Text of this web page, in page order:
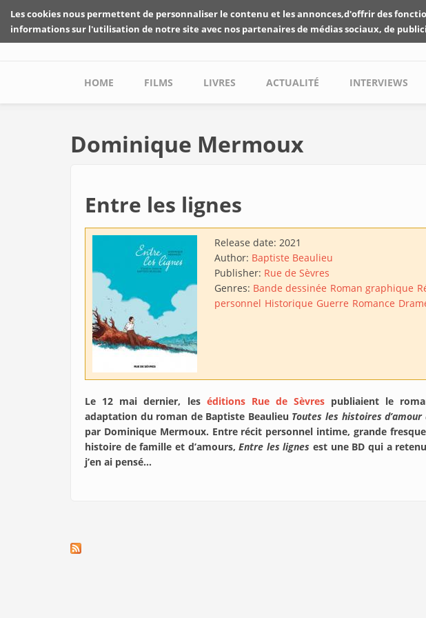
Skip to main content
Les
Main menu
HOME FILMS LIVRES ACTUALITÉ INTERVIEWS
Dominique Mermoux
Entre les lignes
Release date: 2021
Author: Baptiste Beaulieu
Publisher: Rue de Sèvres
Genres: Bande dessinée Roman graphique
personnel Historique Guerre Romance
Le 12 mai dernier, les éditions Rue de Sèvres publiaient le
adaptation du roman de Baptiste Beaulieu Toutes les histoires d’amour
par Dominique Mermoux. Entre récit personnel intime, grande
histoire de famille et d’amours,Entre les lignes est une BD qui a
j’en ai pensé…
Les cookies nous permettent de personnaliser le contenu et les annonces,d'offrir des
informations sur l'utilisation de notre site avec nos partenaires de médias sociaux, de